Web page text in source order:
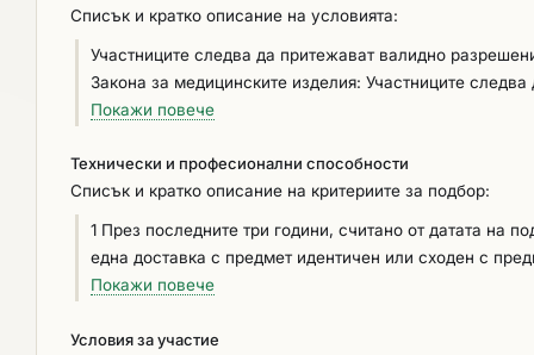
Списък и кратко описание на условията:
Участниците следва да притежават валидно
Закона за медицинските изделия: Участниците
изделия по смисъла на чл. 77 от Закона за
произведените от него изделия. При участие на
орган в страната, в която участникът е установен.
участника в ЕЕДОП, Част IV Критерии за подбор, А:
случай, че документа е свободно достъпен и виден
съответния интернет адрес, орган или служба,
Покажи повече
Технически и професионални способности
Списък и кратко описание на критериите за подбор:
1 През последните три години, считано от датата на подаване на офертата участникът трябва да е изпълнил успешно минимум
една доставка с предмет идентичен или сходен с предмета на поръчката. 2.
Участникът следва да разполага със сервизни
изпълнил успешно минимум една доставка с предмет
Покажи повече
Условия за участие